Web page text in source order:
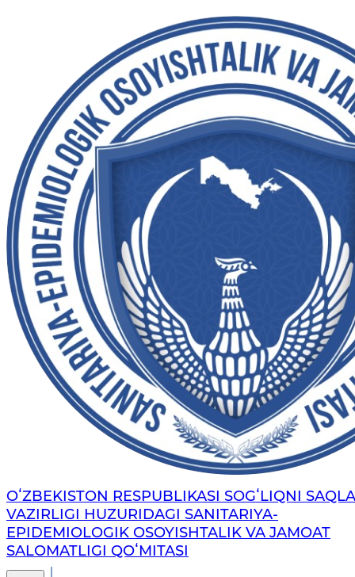
OʻZBEKISTON RESPUBLIKASI SOGʻLIQNI
VAZIRLIGI HUZURIDAGI SANITARIYA-
EPIDEMIOLOGIK OSOYISHTALIK VA JAMOAT
SALOMATLIGI QOʻMITASI